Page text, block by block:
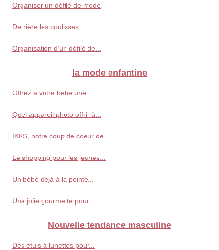
Organiser un défilé de mode
Derrière les coulisses
Organisation d'un défilé de...
la mode enfantine
Offrez à votre bébé une...
Quel appareil photo offrir à...
IKKS, notre coup de coeur de...
Le shopping pour les jeunes...
Un bébé déjà à la pointe...
Une jolie gourmette pour...
Nouvelle tendance masculine
Des étuis à lunettes pour...